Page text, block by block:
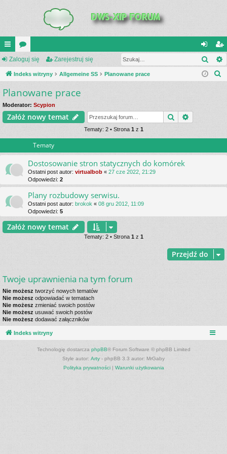
UI
C
K
_L
IN
or
a
al
og
ar
ej
Zaloguj się Zarejestruj się
Indeks witryny Allgemeine SS Planowane prace
Planowane prace
Moderator: Scypion
Załóż nowy temat Szukaj
Tematy: 2 • Strona 1 z 1
Tematy
Dostosowanie stron statycznych do komórek
Ostatni post autor: virtualbob « 27 cze 2022, 21:29
Odpowiedzi: 2
Plany rozbudowy serwisu.
Ostatni post autor: brokok « 08 gru 2012, 11:09
Odpowiedzi: 5
Załóż nowy temat
Tematy: 2 • Strona 1z 1
Przejdź do
Twoje uprawnienia na tym forum
Nie możesz tworzyć nowych tematów
Nie możesz odpowiadać w tematach
Nie możesz zmieniać swoich postów
Nie możesz usuwać swoich postów
Nie możesz dodawać załączników
Indeks witryny
Technologię dostarcza phpBB® Forum Software © phpBB Limited
Style autor: Arty - phpBB 3.3 autor: MrGaby
Polityka prywatności| Warunki użytkowania